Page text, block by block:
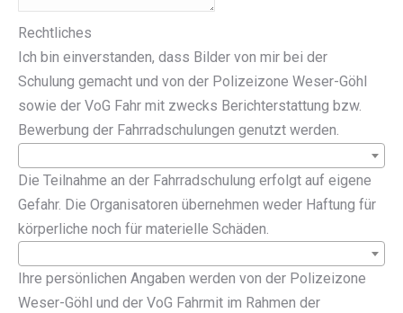
Rechtliches
Ich bin einverstanden, dass Bilder von mir bei der
Schulung gemacht und von der Polizeizone Weser-Göhl
sowie der VoG Fahr mit zwecks Berichterstattung bzw.
Bewerbung der Fahrradschulungen genutzt werden.
Die Teilnahme an der Fahrradschulung erfolgt auf eigene
Gefahr. Die Organisatoren übernehmen weder Haftung für
körperliche noch für materielle Schäden.
Ihre persönlichen Angaben werden von der Polizeizone
Weser-Göhl und der VoG Fahrmit im Rahmen der